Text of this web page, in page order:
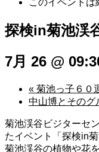
このイベントは
探検in菊池渓
7月 26 @
« 菊池っ子６０
中山博とその
菊池渓谷ビジターセ
たイベント「探検in
菊池渓谷の植物や花